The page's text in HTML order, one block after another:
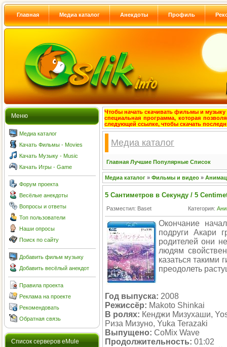
Главная Медиа каталог Анекдоты Профиль
Меню
Медиа каталог
Качать Фильмы - Movies
Качать Музыку - Music
Качать Игры - Game
Форум проекта
Весёлые анекдоты
Вопросы и ответы
Топ пользователи
Наши опросы
Поиск по сайту
Добавить фильм музыку
Добавить весёлый анекдот
Правила проекта
Реклама на проекте
Рекомендовать
Обратная связь
Cписок серверов eMule
Чтобы начать скачивать фильмы и музыку
специальная программа, которая
следующей ссылке, чтобы скачать
Медиа каталог
Главная Лучшие Популярные Список
Медиа каталог » Фильмы и видео »
5 Сантиметров в Секунду / 5
Разместил: Baset Категория:
Окончание
подруги Акари
родителей они
людям
казаться такими
преодолеть
Год выпуска: 2008
Режиссёр: Makoto Shinkai
В ролях: Кенджи Мизухаши,
Риза Мизуно, Yuka Terazaki
Выпущено: CoMix Wave
Продолжительность: 01:02